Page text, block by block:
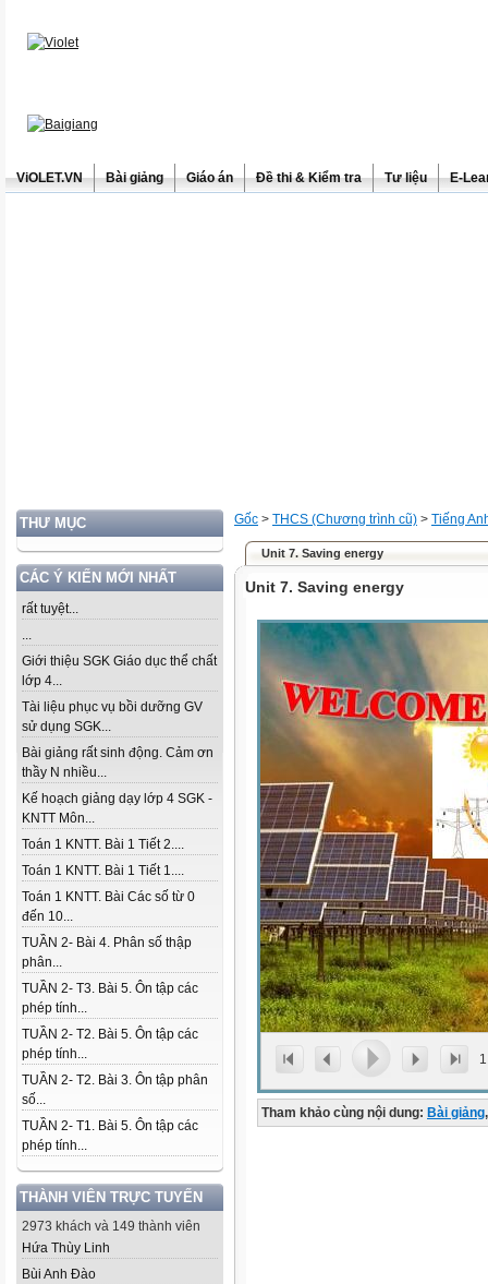
ViOLET.VN Bài giảng Giáo án Đề thi & Kiểm tra Tư liệu E-
THƯ MỤC
CÁC Ý KIẾN MỚI NHẤT
rất tuyệt...
...
Giới thiệu SGK Giáo dục thể chất
lớp 4...
Tài liệu phục vụ bồi dưỡng GV
sử dụng SGK...
Bài giảng rất sinh động. Cảm ơn
thầy N nhiều...
Kế hoạch giảng dạy lớp 4 SGK -
KNTT Môn...
Toán 1 KNTT. Bài 1 Tiết 2....
Toán 1 KNTT. Bài 1 Tiết 1....
Toán 1 KNTT. Bài Các số từ 0
đến 10...
TUẦN 2- Bài 4. Phân số thập
phân...
TUẦN 2- T3. Bài 5. Ôn tập các
phép tính...
TUẦN 2- T2. Bài 5. Ôn tập các
phép tính...
TUẦN 2- T2. Bài 3. Ôn tập phân
số...
TUẦN 2- T1. Bài 5. Ôn tập các
phép tính...
THÀNH VIÊN TRỰC TUYẾN
2973 khách và 149 thành viên
Hứa Thùy Linh
Bùi Anh Đào
Gốc > THCS (Chương trình cũ) > Tiếng
Unit 7. Saving energy
Unit 7. Saving energy
1
Tham khảo cùng nội dung: Bài giảng,